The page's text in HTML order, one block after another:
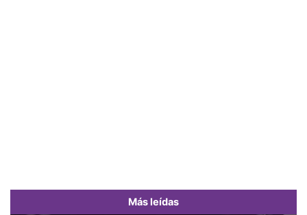
Más leídas